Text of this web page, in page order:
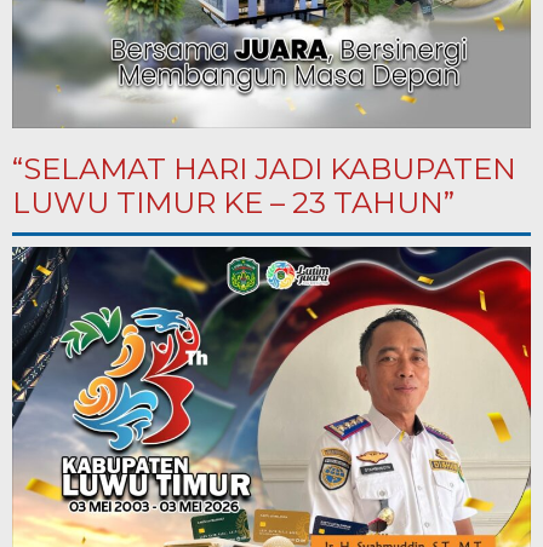
“SELAMAT HARI JADI KABUPATEN
LUWU TIMUR KE – 23 TAHUN”